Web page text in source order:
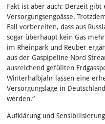
Fakt ist aber auch: Derzeit gibt
Versorgungsengpässe.
Fall vorbereiten, dass aus
sogar überhaupt kein Gas
im Rheinpark und Reuber
aus der Gaspipeline Nord
ausreichend gefüllten
Winterhalbjahr lassen eine
Versorgungslage in
werden.“
Aufklärung und Sensibilisierung